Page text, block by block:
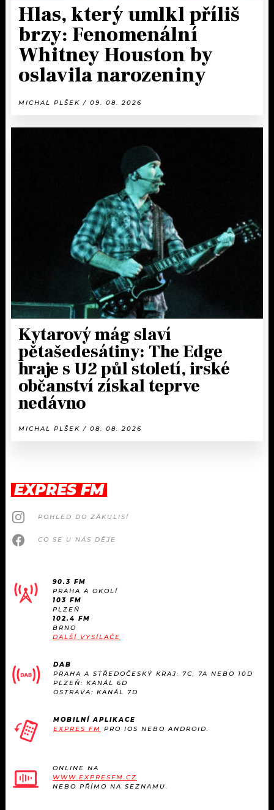
Hlas, který umlkl příliš
brzy: Fenomenální
Whitney Houston by
oslavila narozeniny
MICHAL PLŠEK / 09. 08. 2026
Kytarový mág slaví
pětašedesátiny: The Edge
hraje s U2 půl století, irské
občanství získal teprve
nedávno
MICHAL PLŠEK / 08. 08. 2026
EXPRES FM
POHLED DO ZÁKULISÍ
CO SE U NÁS DĚJE
90.3 FM
PRAHA A OKOLÍ
103 FM
PLZEŇ
102.4 FM
BRNO
DALŠÍ VYSÍLAČE
DAB
PRAHA A STŘEDOČESKÝ KRAJ: 7C, 7A NEBO 10D
PLZEŇ: KANÁL 6D
OSTRAVA: KANÁL 7D
MOBILNÍ APLIKACE
EXPRES FM PRO IOS NEBO ANDROID.
ONLINE NA
WWW.EXPRESFM.CZ
NEBO PŘÍMO NA SEZNAMU.